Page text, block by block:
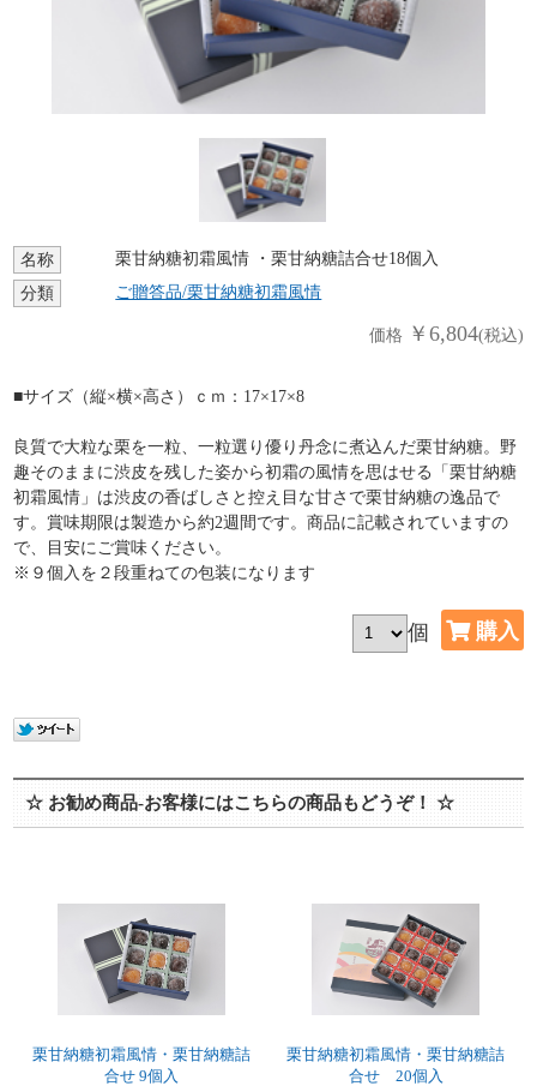
名称
栗甘納糖初霜風情 ・栗甘納糖詰合せ18個入
分類
ご贈答品/栗甘納糖初霜風情
価格 ￥6,804(税込)
■サイズ（縦×横×高さ）ｃｍ：17×17×8
良質で大粒な栗を一粒、一粒選り優り丹念に煮込んだ栗甘納糖。野
趣そのままに渋皮を残した姿から初霜の風情を思はせる「栗甘納糖
初霜風情」は渋皮の香ばしさと控え目な甘さで栗甘納糖の逸品で
す。賞味期限は製造から約2週間です。商品に記載されていますの
で、目安にご賞味ください。
※９個入を２段重ねての包装になります
個
☆ お勧め商品-お客様にはこちらの商品もどうぞ！ ☆
栗甘納糖初霜風情・栗甘納糖詰
合せ 9個入
栗甘納糖初霜風情・栗甘納糖詰
合せ 20個入